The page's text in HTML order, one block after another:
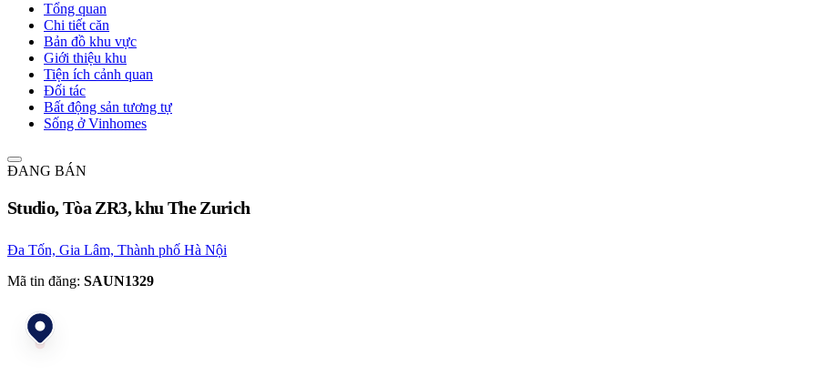
Tổng quan
Chi tiết căn
Bản đồ khu vực
Giới thiệu khu
Tiện ích cảnh quan
Đối tác
Bất động sản tương tự
Sống ở Vinhomes
ĐANG BÁN
Studio, Tòa ZR3, khu The Zurich
Đa Tốn, Gia Lâm, Thành phố Hà Nội
Mã tin đăng: SAUN1329